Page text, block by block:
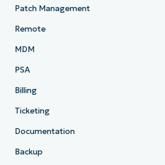
Patch Management
Remote
MDM
PSA
Billing
Ticketing
Documentation
Backup